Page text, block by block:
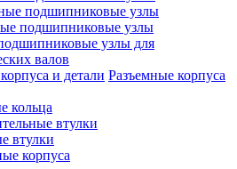
подшипниковые узлы
подшипниковые узлы
узлы для
валов
Разъемные корпуса
кольца
втулки
втулки
корпуса